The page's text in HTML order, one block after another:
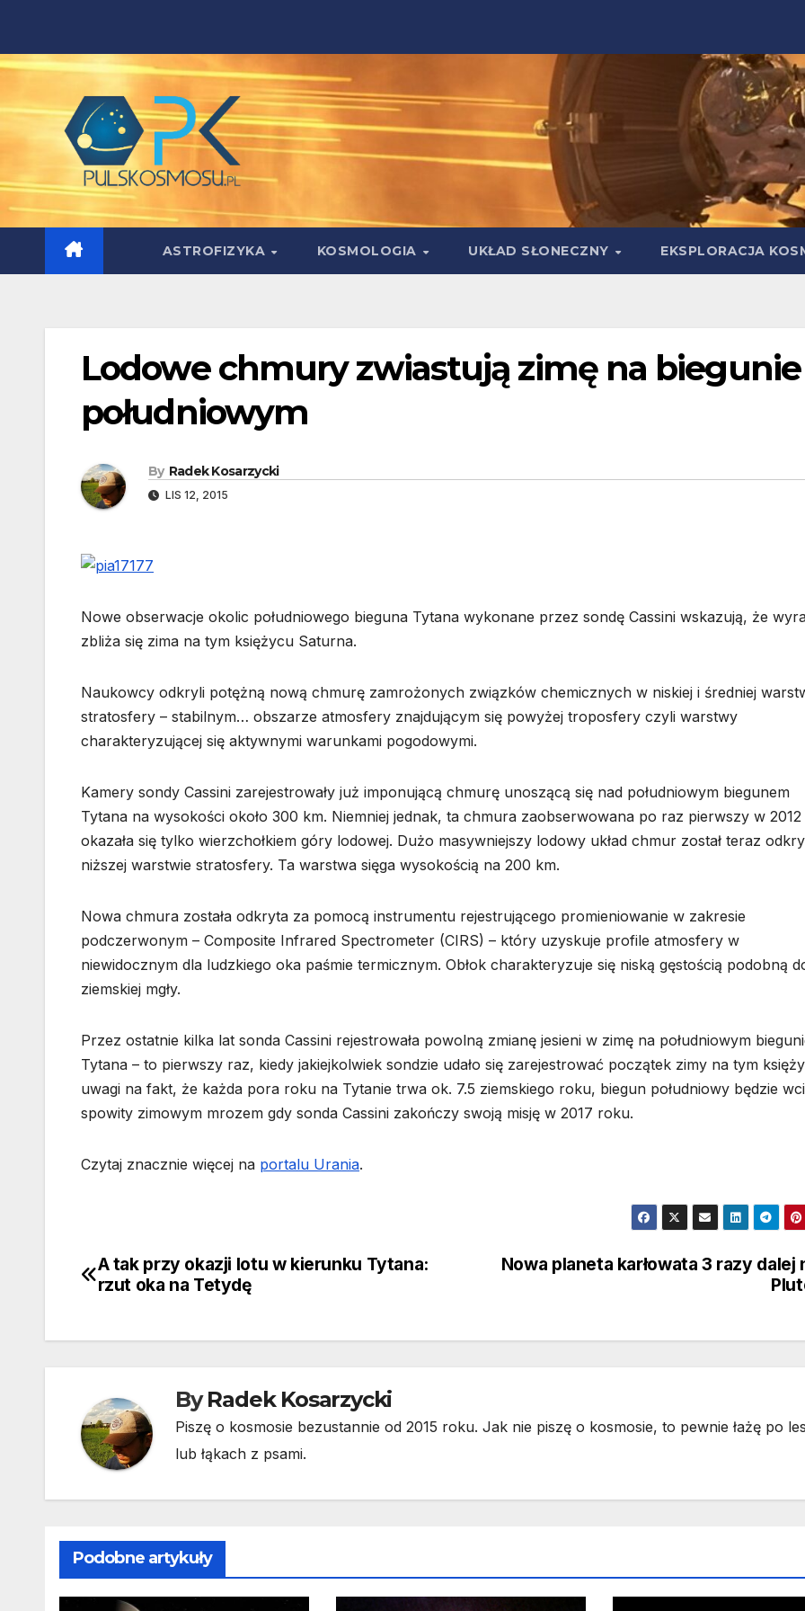
content
ASTROFIZYKA KOSMOLOGIA UKŁAD SŁONECZNY EKSPLORACJA
Lodowe chmury zwiastują zimę na biegunie
południowym
By Radek Kosarzycki
LIS 12, 2015
Nowe obserwacje okolic południowego bieguna Tytana wykonane przez sondę Cassini wskazują, że
zbliża się zima na tym księżycu Saturna.
Naukowcy odkryli potężną nową chmurę zamrożonych związków chemicznych w niskiej i średniej
stratosfery – stabilnym… obszarze atmosfery znajdującym się powyżej troposfery czyli warstwy
charakteryzującej się aktywnymi warunkami pogodowymi.
Kamery sondy Cassini zarejestrowały już imponującą chmurę unoszącą się nad południowym biegunem
Tytana na wysokości około 300 km. Niemniej jednak, ta chmura zaobserwowana po raz pierwszy w
okazała się tylko wierzchołkiem góry lodowej. Dużo masywniejszy lodowy układ chmur został teraz
niższej warstwie stratosfery. Ta warstwa sięga wysokością na 200 km.
Nowa chmura została odkryta za pomocą instrumentu rejestrującego promieniowanie w zakresie
podczerwonym – Composite Infrared Spectrometer (CIRS) – który uzyskuje profile atmosfery w
niewidocznym dla ludzkiego oka paśmie termicznym. Obłok charakteryzuje się niską gęstością podobną
ziemskiej mgły.
Przez ostatnie kilka lat sonda Cassini rejestrowała powolną zmianę jesieni w zimę na południowym
Tytana – to pierwszy raz, kiedy jakiejkolwiek sondzie udało się zarejestrować początek zimy na tym
uwagi na fakt, że każda pora roku na Tytanie trwa ok. 7.5 ziemskiego roku, biegun południowy będzie
spowity zimowym mrozem gdy sonda Cassini zakończy swoją misję w 2017 roku.
Czytaj znacznie więcej na portalu Urania.
Nawigacja
Nowa planeta karłowata 3 razy dalej
A tak przy okazji lotu w kierunku Tytana:
rzut oka na Tetydę
ByRadek Kosarzycki
Piszę o kosmosie bezustannie od 2015 roku. Jak nie piszę o kosmosie, to pewnie łażę po
lub łąkach z psami.
Podobne artykuły